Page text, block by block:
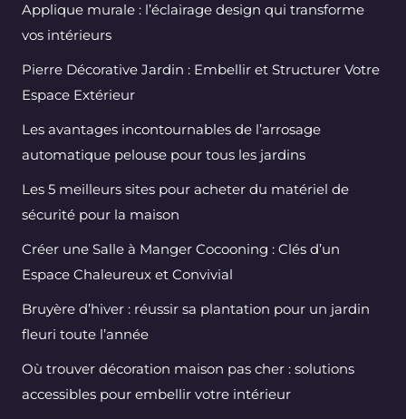
Applique murale : l’éclairage design qui transforme
vos intérieurs
Pierre Décorative Jardin : Embellir et Structurer Votre
Espace Extérieur
Les avantages incontournables de l’arrosage
automatique pelouse pour tous les jardins
Les 5 meilleurs sites pour acheter du matériel de
sécurité pour la maison
Créer une Salle à Manger Cocooning : Clés d’un
Espace Chaleureux et Convivial
Bruyère d’hiver : réussir sa plantation pour un jardin
fleuri toute l’année
Où trouver décoration maison pas cher : solutions
accessibles pour embellir votre intérieur